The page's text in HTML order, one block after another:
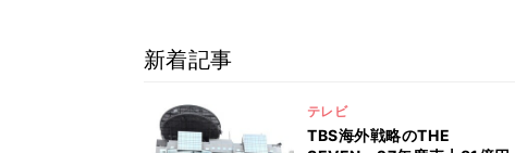
新着記事
テレビ
TBS海外戦略のTHE